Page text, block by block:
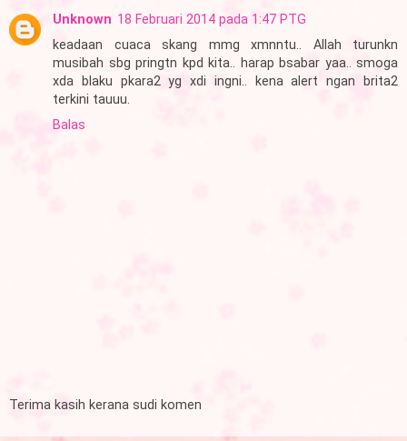
Unknown 18 Februari 2014 pada 1:47 PTG
keadaan cuaca skang mmg xmnntu.. Allah turunkn
musibah sbg pringtn kpd kita.. harap bsabar yaa.. smoga
xda blaku pkara2 yg xdi ingni.. kena alert ngan brita2
terkini tauuu.
Balas
Terima kasih kerana sudi komen